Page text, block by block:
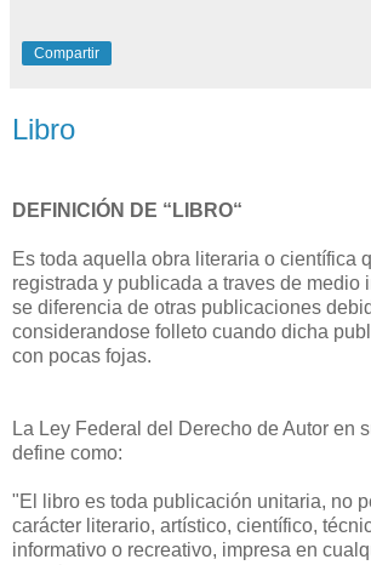
Compartir
Libro
DEFINICIÓN DE “LIBRO“
Es toda aquella obra literaria o científica
registrada y publicada a traves de medio
se diferencia de otras publicaciones
considerandose folleto cuando dicha
con pocas fojas.
La Ley Federal del Derecho de Autor en
define como:
"El libro es toda publicación unitaria, no
carácter literario, artístico, científico,
informativo o recreativo, impresa en